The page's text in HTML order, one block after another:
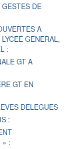
DE
A
GENERAL,
:
GT A
GT EN
DELEGUES
:
» :